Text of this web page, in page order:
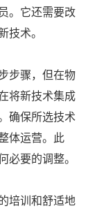
。它还需要改
术。
步骤，但在物
将新技术集成
确保所选技术
体运营。此
要的调整。
培训和舒适地